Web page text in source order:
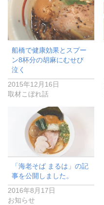
船橋で健康効果とスプー
ン8杯分の胡麻にむせび
泣く
2015年12月16日
取材こぼれ話
「海老そば まるは」の記
事を公開しました。
2016年8月17日
お知らせ